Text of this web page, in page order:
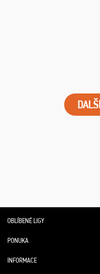
OBLÍBENÉ LIGY
PONUKA
INFORMACE